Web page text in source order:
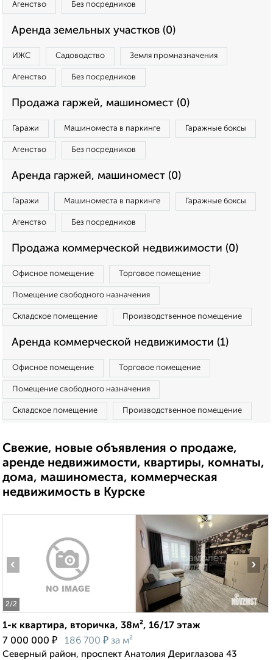
Агенство Без посредников
Аренда земельных участков (0)
ИЖС Садоводство Земля промназначения
Агенство Без посредников
Продажа гаржей, машиномест (0)
Гаражи Машиноместа в паркинге Гаражные боксы
Агенство Без посредников
Аренда гаржей, машиномест (0)
Гаражи Машиноместа в паркинге Гаражные боксы
Агенство Без посредников
Продажа коммерческой недвижимости (0)
Офисное помещение Торговое помещение
Помещение свободного назначения
Складское помещение Производственное помещение
Аренда коммерческой недвижимости (1)
Офисное помещение Торговое помещение
Помещение свободного назначения
Складское помещение Производственное помещение
Свежие, новые объявления о продаже,
аренде недвижимости, квартиры, комнаты,
дома, машиноместа, коммерческая
недвижимость в Курске
2/2
‹ ›
1-к квартира, вторичка, 38м², 16/17 этаж
7 000 000 ₽ 186 700 ₽ за м²
Северный район, проспект Анатолия Дериглазова 43